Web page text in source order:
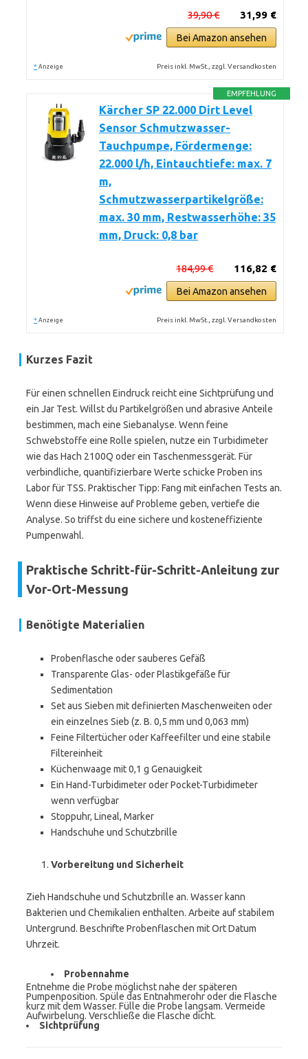
31,99 €
39,90 €
Bei Amazon ansehen
* Anzeige Preis inkl. MwSt., zzgl. Versandkosten
EMPFEHLUNG
Kärcher SP 22.000 Dirt Level
Sensor Schmutzwasser-
Tauchpumpe, Fördermenge:
22.000 l/h, Eintauchtiefe: max. 7
m,
Schmutzwasserpartikelgröße:
max. 30 mm, Restwasserhöhe: 35
mm, Druck: 0,8 bar
116,82 €
184,99 €
Bei Amazon ansehen
* Anzeige Preis inkl. MwSt., zzgl. Versandkosten
Kurzes Fazit
Für einen schnellen Eindruck reicht eine Sichtprüfung und
ein Jar Test. Willst du Partikelgrößen und abrasive Anteile
bestimmen, mach eine Siebanalyse. Wenn feine
Schwebstoffe eine Rolle spielen, nutze ein Turbidimeter
wie das Hach 2100Q oder ein Taschenmessgerät. Für
verbindliche, quantifizierbare Werte schicke Proben ins
Labor für TSS. Praktischer Tipp: Fang mit einfachen Tests an.
Wenn diese Hinweise auf Probleme geben, vertiefe die
Analyse. So triffst du eine sichere und kosteneffiziente
Pumpenwahl.
Praktische Schritt-für-Schritt-Anleitung zur
Vor-Ort-Messung
Benötigte Materialien
Probenflasche oder sauberes Gefäß
Transparente Glas- oder Plastikgefäße für
Sedimentation
Set aus Sieben mit definierten Maschenweiten oder
ein einzelnes Sieb (z. B. 0,5 mm und 0,063 mm)
Feine Filtertücher oder Kaffeefilter und eine stabile
Filtereinheit
Küchenwaage mit 0,1 g Genauigkeit
Ein Hand-Turbidimeter oder Pocket-Turbidimeter
wenn verfügbar
Stoppuhr, Lineal, Marker
Handschuhe und Schutzbrille
Vorbereitung und Sicherheit
Zieh Handschuhe und Schutzbrille an. Wasser kann
Bakterien und Chemikalien enthalten. Arbeite auf stabilem
Untergrund. Beschrifte Probenflaschen mit Ort Datum
Uhrzeit.
Probennahme
Entnehme die Probe möglichst nahe der späteren
Pumpenposition. Spüle das Entnahmerohr oder die Flasche
kurz mit dem Wasser. Fülle die Probe langsam. Vermeide
Aufwirbelung. Verschließe die Flasche dicht.
Sichtprüfung